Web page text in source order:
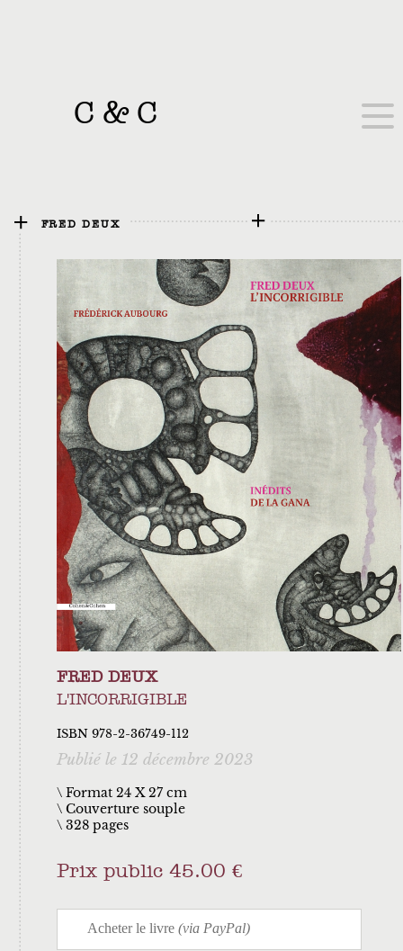
C &C
FRED DEUX
FRED DEUX
L'INCORRIGIBLE
ISBN 978-2-36749-112
Publié le 12 décembre 2023
\ Format 24 X 27 cm
Couverture souple
328 pages
Prix public 45.00 €